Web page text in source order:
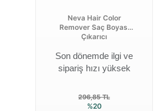
Neva Hair Color
Remover Saç Boyası
Çıkarıcı
Son dönemde ilgi ve
sipariş hızı yüksek
296,85 TL
%20